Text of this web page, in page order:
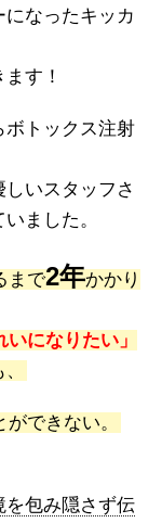
なったキッカ
す！
ボトックス注射
いスタッフさ
ました。
まで2年かかり
になりたい」
できない。
を包み隠さず伝